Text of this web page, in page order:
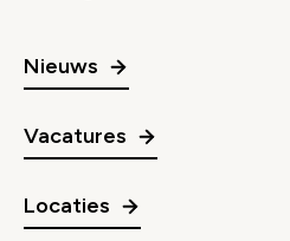
Nieuws
Vacatures
Locaties